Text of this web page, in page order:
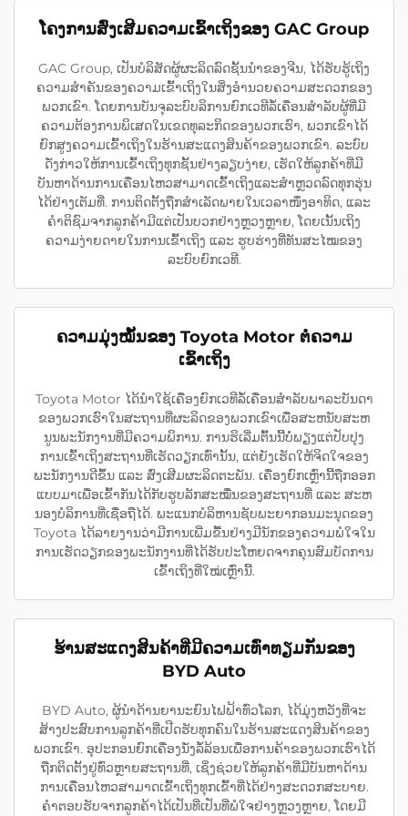
ໂຄງການສົ່ງເສີມຄວາມເຂົ້າເຖິງຂອງ GAC Group
GAC Group, ເປັນບໍລິສັດຜູ້ຜະລິດລົດຊັ້ນນຳຂອງຈີນ, ໄດ້ຮັບຮູ້ເຖິງ
ຄວາມສຳຄັນຂອງຄວາມເຂົ້າເຖິງໃນສິ່ງອຳນວຍຄວາມສະດວກຂອງ
ພວກເຂົາ. ໂດຍການບັນຈຸລະບົບລິການຍົກເວທີລໍ້ເຄື່ອນສຳລັບຜູ້ທີ່ມີ
ຄວາມຕ້ອງການພິເສດໃນເຂດທຸລະກິດຂອງພວກເຮົາ, ພວກເຂົາໄດ້
ຍົກສູງຄວາມເຂົ້າເຖິງໃນຮ້ານສະແດງສິນຄ້າຂອງພວກເຂົາ. ລະບົບ
ດັ່ງກ່າວໃຫ້ການເຂົ້າເຖິງທຸກຊັ້ນຢ່າງລຽບງ່າຍ, ເຮັດໃຫ້ລູກຄ້າທີ່ມີ
ບັນຫາດ້ານການເຄື່ອນໄຫວສາມາດເຂົ້າເຖິງແລະສຳຫຼວດລົດທຸກຮຸ່ນ
ໄດ້ຢ່າງເຕັມທີ່. ການຕິດຕັ້ງຖືກສຳເລັດພາຍໃນເວລາໜຶ່ງອາທິດ, ແລະ
ຄຳຕິຊົມຈາກລູກຄ້າມີແຕ່ເປັນບວກຢ່າງຫຼວງຫຼາຍ, ໂດຍເນັ້ນເຖິງ
ຄວາມງ່າຍດາຍໃນການເຂົ້າເຖິງ ແລະ ຮູບຮ່າງທີ່ທັນສະໄໝຂອງ
ລະບົບຍົກເວທີ.
ຄວາມມຸ່ງໝັ້ນຂອງ Toyota Motor ຕໍ່ຄວາມ
ເຂົ້າເຖິງ
Toyota Motor ໄດ້ນຳໃຊ້ເຄື່ອງຍົກເວທີລໍ້ເຄື່ອນສຳລັບພາລະບັນດາ
ຂອງພວກເຮົາໃນສະຖານທີ່ຜະລິດຂອງພວກເຂົາເພື່ອສະຫນັບສະຫ
ນູນພະນັກງານທີ່ມີຄວາມພິການ. ການຮິເລີ່ມຕົ້ນນີ້ບໍ່ພຽງແຕ່ປັບປຸງ
ການເຂົ້າເຖິງສະຖານທີ່ເຮັດວຽກເທົ່ານັ້ນ, ແຕ່ຍັງເຮັດໃຫ້ຈິດໃຈຂອງ
ພະນັກງານດີຂຶ້ນ ແລະ ສົ່ງເສີມຜະລິດຕະພັນ. ເຄື່ອງຍົກເຫຼົ່ານີ້ຖືກອອກ
ແບບມາເພື່ອເຂົ້າກັນໄດ້ກັບຮູບລັກສະໝື່ນຂອງສະຖານທີ່ ແລະ ສະຫ
ນອງບໍລິການທີ່ເຊື່ອຖືໄດ້. ພະແນກບໍລິຫານຊັບພະຍາກອນມະນຸດຂອງ
Toyota ໄດ້ລາຍງານວ່າມີການເພີ່ມຂື້ນຢ່າງມີນັກຂອງຄວາມພໍໃຈໃນ
ການເຮັດວຽກຂອງພະນັກງານທີ່ໄດ້ຮັບປະໂຫຍດຈາກຄຸນສົມບັດການ
ເຂົ້າເຖິງທີ່ໃໝ່ເຫຼົ່ານີ້.
ຮ້ານສະແດງສິນຄ້າທີ່ມີຄວາມເທົ່າທຽມກັນຂອງ
BYD Auto
BYD Auto, ຜູ້ນຳດ້ານຍານະຍົນໄຟຟ້າທົ່ວໂລກ, ໄດ້ມຸ່ງຫວັງທີ່ຈະ
ສ້າງປະສົບການລູກຄ້າທີ່ເປີດຮັບທຸກຄົນໃນຮ້ານສະແດງສິນຄ້າຂອງ
ພວກເຂົາ. ອຸປະກອນຍົກເຄື່ອງນັ່ງລໍ້ລ້ອນເພື່ອການຄ້າຂອງພວກເຮົາໄດ້
ຖືກຕິດຕັ້ງຢູ່ທົ່ວຫຼາຍສະຖານທີ່, ເຊິ່ງຊ່ວຍໃຫ້ລູກຄ້າທີ່ມີບັນຫາດ້ານ
ການເຄື່ອນໄຫວສາມາດເຂົ້າເຖິງທຸກເຂົ້າທີ່ໄດ້ຢ່າງສະດວກສະບາຍ.
ຄຳຕອບຮັບຈາກລູກຄ້າໄດ້ເປັນທີ່ເປັນທີ່ພໍໃຈຢ່າງຫຼວງຫຼາຍ, ໂດຍມີ